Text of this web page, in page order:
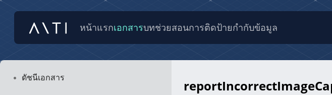
หน้าแรกเอกสารบทช่วยสอนการติดป้ายกำกับข้อมูล
ดัชนีเอกสาร